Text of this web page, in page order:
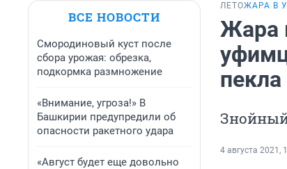
ВСЕ НОВОСТИ
Смородиновый куст после
сбора урожая: обрезка,
подкормка размножение
«Внимание, угроза!» В
Башкирии предупредили об
опасности ракетного удара
«Август будет еще довольно
ЛЕТОЖАРА В
Жара
пекла
Знойный
4 августа 2021,